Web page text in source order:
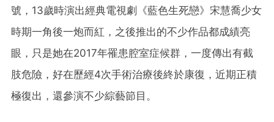
號，13歲時演出經典電視劇《藍色生死戀》宋慧喬少女
時期一角後一炮而紅，之後推出的不少作品都成績亮
眼，只是她在2017年罹患腔室症候群，一度傳出有截
肢危險，好在歷經4次手術治療後終於康復，近期正積
極復出，還參演不少綜藝節目。